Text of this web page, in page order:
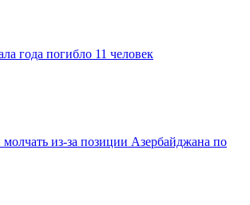
года погибло 11 человек
из-за позиции Азербайджана по